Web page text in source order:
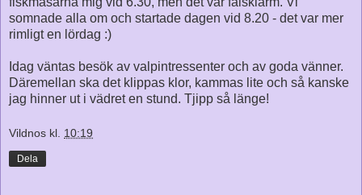
somnade alla om och startade dagen vid 8.20 - det var mer
rimligt en lördag :)
Idag väntas besök av valpintressenter och av goda vänner.
Däremellan ska det klippas klor, kammas lite och så kanske
jag hinner ut i vädret en stund. Tjipp så länge!
Vildnos kl. 10:19
Dela